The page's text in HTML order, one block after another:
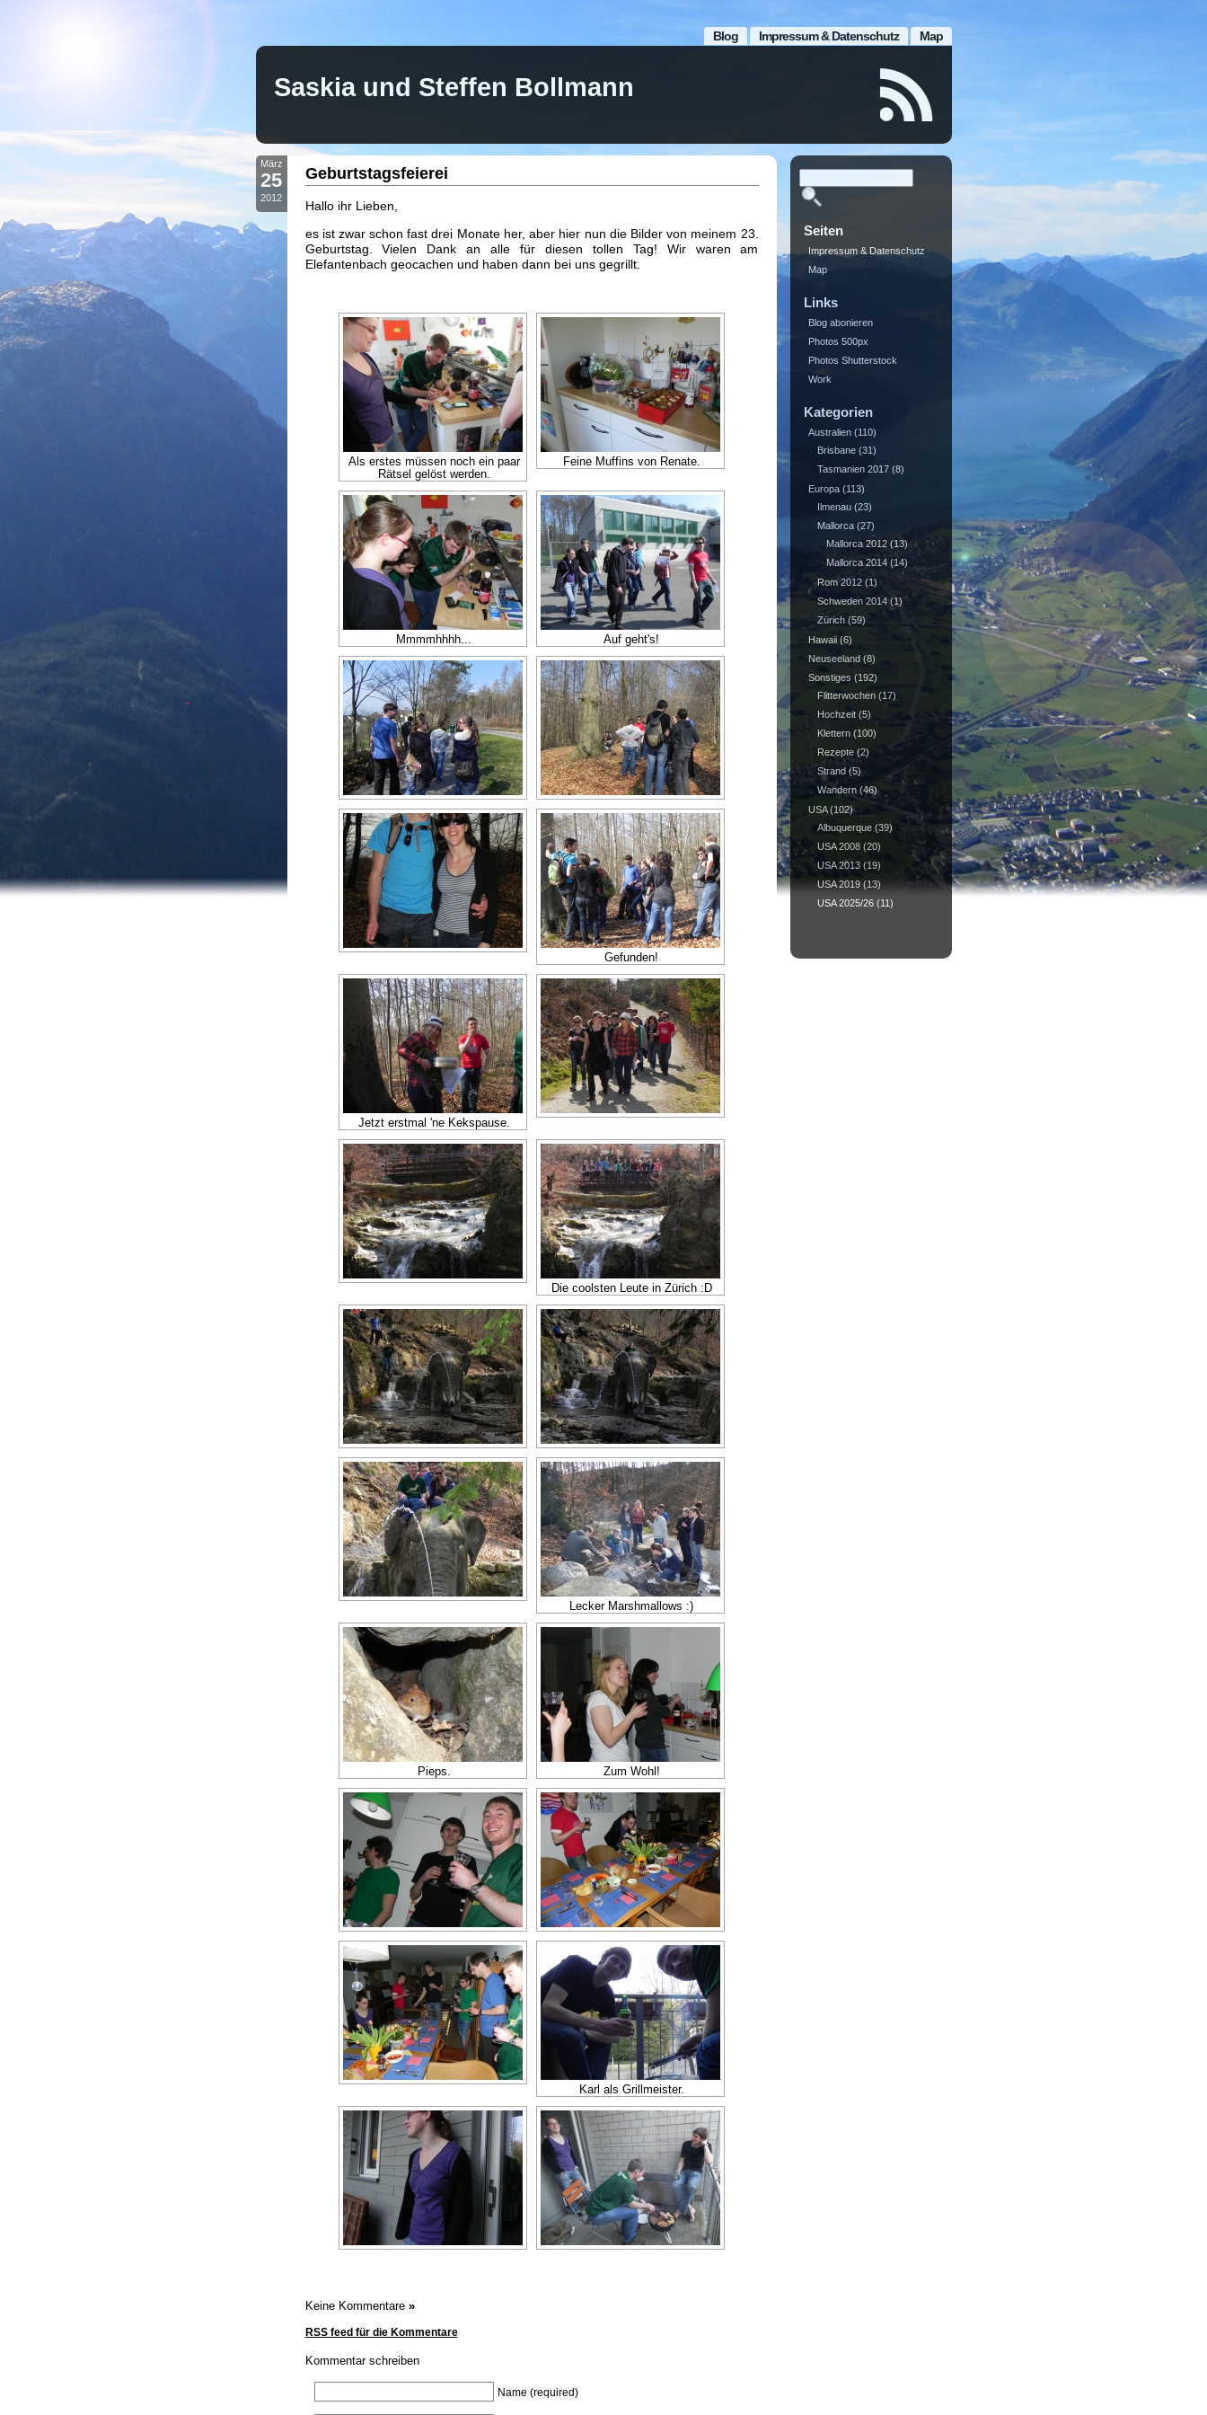
Map
Impressum & Datenschutz
Blog
Saskia und Steffen Bollmann
März
25
2012
Geburtstagsfeierei
Hallo ihr Lieben,
es ist zwar schon fast drei Monate her, aber hier nun die Bilder von meinem 23.
Geburtstag. Vielen Dank an alle für diesen tollen Tag! Wir waren am
Elefantenbach geocachen und haben dann bei uns gegrillt.
Als erstes müssen noch ein paar
Rätsel gelöst werden.
Feine Muffins von Renate.
Mmmmhhhh... Auf geht's!
Gefunden!
Jetzt erstmal 'ne Kekspause.
Die coolsten Leute in Zürich :D
Lecker Marshmallows :)
Pieps. Zum Wohl!
Karl als Grillmeister.
Keine Kommentare »
RSS feed für die Kommentare
Kommentar schreiben
Name (required)
Seiten
Impressum & Datenschutz
Map
Links
Blog abonieren
Photos 500px
Photos Shutterstock
Work
Kategorien
Australien(110)
Brisbane(31)
Tasmanien 2017(8)
Europa(113)
Ilmenau(23)
Mallorca(27)
Mallorca 2012(13)
Mallorca 2014(14)
Rom 2012(1)
Schweden 2014(1)
Zürich(59)
Hawaii(6)
Neuseeland(8)
Sonstiges (192)
Flitterwochen(17)
Hochzeit(5)
Klettern(100)
Rezepte(2)
Strand(5)
Wandern(46)
USA(102)
Albuquerque(39)
USA 2008(20)
USA 2013(19)
USA 2019(13)
USA 2025/26(11)